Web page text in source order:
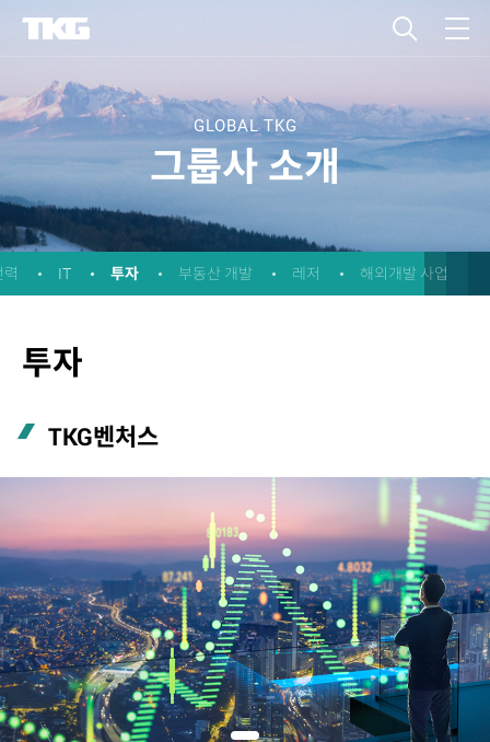
GLOBAL TKG
그룹사 소개
력 IT 투자 부동산 개발 레저 해외개발 사업
투자
TKG벤처스